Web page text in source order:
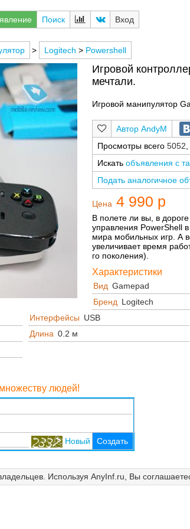
Поиск Вход
> Logitech > Powershell
Игровой
мечтали.
Игровой манипулятор
AndyM
Просмотры всего 5052
Искать объявления с
Подать аналогичное
Цена 4 990 р
В полете ли вы, в
управления PowerShell
мира мобильных игр. А
увеличивает время
го поколения).
Характеристики
Вид Gamepad
Бренд Logitech
Интерфейсы USB
Длина 0.2 м
людей!
Новый Создать
Используя AnyInf.ru, Вы